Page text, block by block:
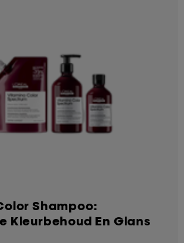
Shampoo:
Kleurbehoud En Glans